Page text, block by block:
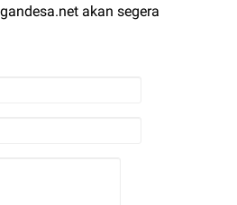
akan segera